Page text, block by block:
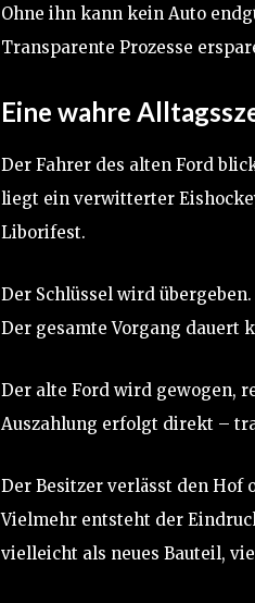
Ohne ihn kann kein Auto
Transparente Prozesse
Eine wahre
Der Fahrer des alten Ford
liegt ein verwitterter
Liborifest.
Der Schlüssel wird
Der gesamte Vorgang dauert
Der alte Ford wird gewogen,
Auszahlung erfolgt direkt –
Der Besitzer verlässt den Hof
Vielmehr entsteht der
vielleicht als neues Bauteil,